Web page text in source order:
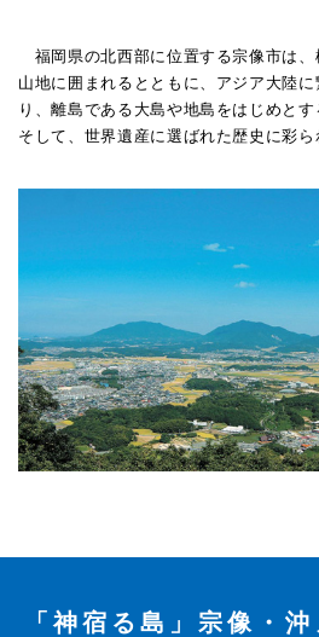
福岡県の北西部に位置する宗像市は
山地に囲まれるとともに、アジア大陸
り、離島である大島や地島をはじめとす
そして、世界遺産に選ばれた歴史に彩ら
「神宿る島」宗像・